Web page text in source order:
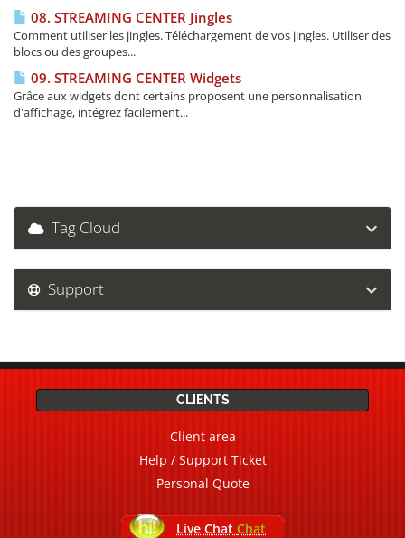
08. STREAMING CENTER Jingles
Comment utiliser les jingles. Téléchargement de vos jingles. Utiliser des
blocs ou des groupes...
09. STREAMING CENTER Widgets
Grâce aux widgets dont certains proposent une personnalisation
d'affichage, intégrez facilement...
Tag Cloud
Support
CLIENTS
Client area
Help / Support Ticket
Personal Quote
Live Chat Chat